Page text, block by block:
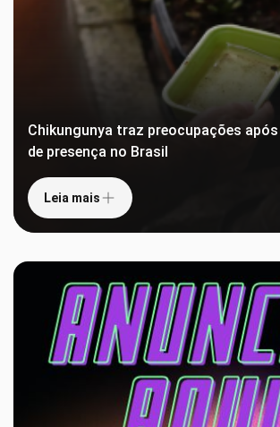
Chikungunya traz preocupações
de presença no Brasil
Leia mais